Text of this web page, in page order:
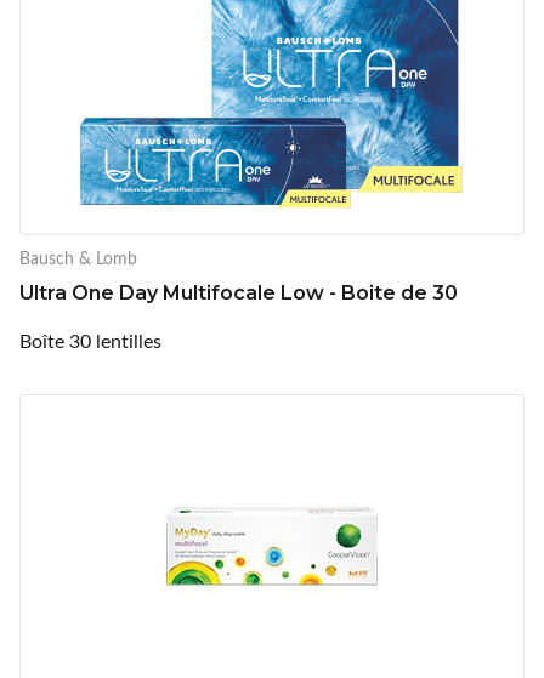
Bausch & Lomb
Ultra One Day Multifocale Low - Boite de 30
Boîte 30 lentilles